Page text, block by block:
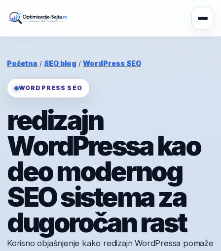
Početna / SEO blog / WordPress SEO
WORDPRESS SEO
redizajn
WordPressa kao
deo modernog
SEO sistema za
dugoročan rast
Korisno objašnjenje kako redizajn WordPressa pomaže